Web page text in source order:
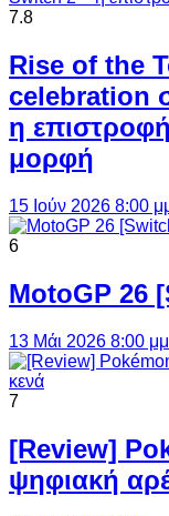
7.8
Rise of the
celebration
η
μορφή
15 Ιούν 2026 8:00
6
MotoGP 26
13 Μάι 2026 8:00 μμ
7
[Review]
ψηφιακή